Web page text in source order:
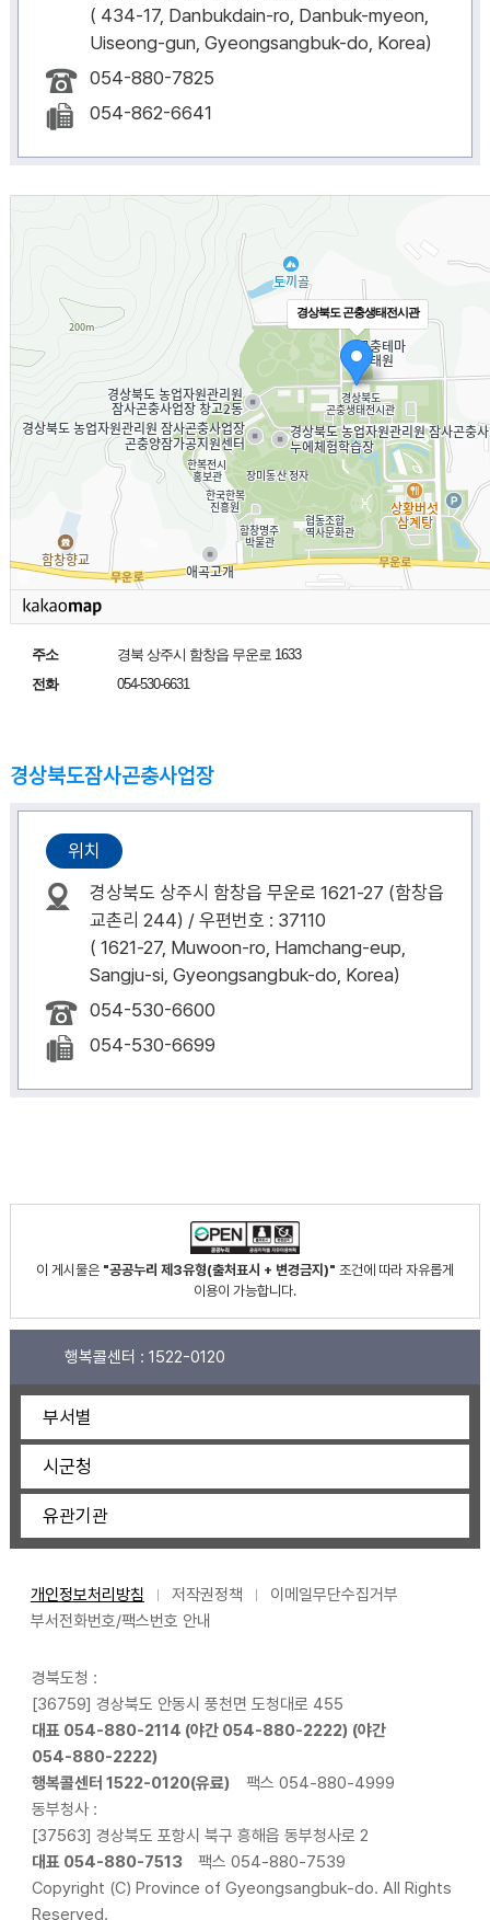
( 434-17, Danbukdain-ro, Danbuk-myeon,
Uiseong-gun, Gyeongsangbuk-do, Korea)
054-880-7825
054-862-6641
경상북도 곤충생태전시관
주소
경북 상주시 함창읍 무운로 1633
전화
054-530-6631
경상북도잠사곤충사업장
위치
경상북도 상주시 함창읍 무운로 1621-27 (함창읍
교촌리 244) / 우편번호 : 37110
( 1621-27, Muwoon-ro, Hamchang-eup,
Sangju-si, Gyeongsangbuk-do, Korea)
054-530-6600
054-530-6699
이 게시물은 "공공누리 제3유형(출처표시 + 변경금지)" 조건에 따라 자유롭게
이용이 가능합니다.
행복콜센터 : 1522-0120
부서별
시군청
유관기관
개인정보처리방침 저작권정책
이메일무단수집거부
부서전화번호/팩스번호 안내
경북도청 :
[36759] 경상북도 안동시 풍천면 도청대로 455
대표 054-880-2114 (야간 054-880-2222) (야간
054-880-2222)
행복콜센터 1522-0120(유료)
팩스 054-880-4999
동부청사 :
[37563] 경상북도 포항시 북구 흥해읍 동부청사로 2
대표 054-880-7513
팩스 054-880-7539
Copyright (C) Province of Gyeongsangbuk-do. All Rights
Reserved.